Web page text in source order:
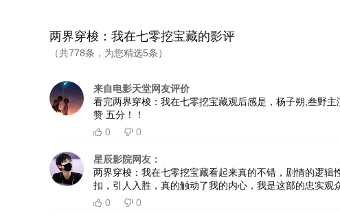
两界穿梭：我在七零挖宝藏的影评
（共778条，为您精选5条）
来自电影天堂网友评价
看完两界穿梭：我在七零挖宝藏观后感是，杨子朔,叁野
赞 五分！！
 0  0
星辰影院网友：
两界穿梭：我在七零挖宝藏看起来真的不错，剧情的逻
扣，引人入胜，真的触动了我的内心，我是这部的忠实观众
 0  0